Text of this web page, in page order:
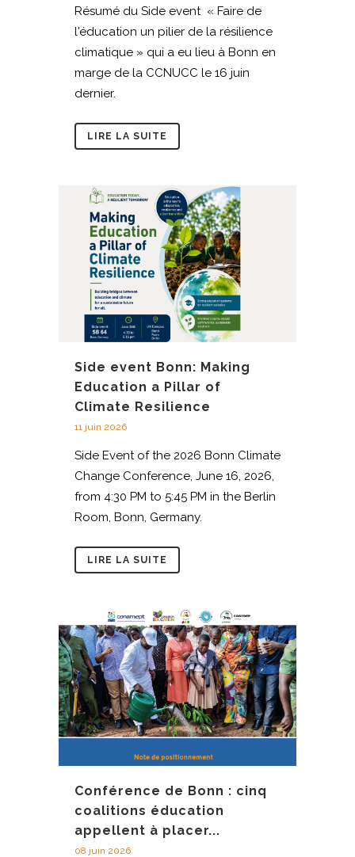
Résumé du Side event « Faire de
l'éducation un pilier de la résilience
climatique » qui a eu lieu à Bonn en
marge de la CCNUCC le 16 juin
dernier.
LIRE LA SUITE
Side event Bonn: Making
Education a Pillar of
Climate Resilience
11 juin 2026
Side Event of the 2026 Bonn Climate
Change Conference, June 16, 2026,
from 4:30 PM to 5:45 PM in the Berlin
Room, Bonn, Germany.
LIRE LA SUITE
Conférence de Bonn : cinq
coalitions éducation
appellent à placer...
08 juin 2026